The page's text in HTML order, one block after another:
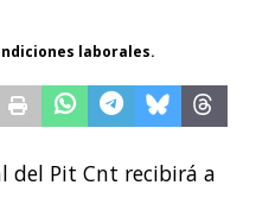
laborales.
del Pit Cnt recibirá a